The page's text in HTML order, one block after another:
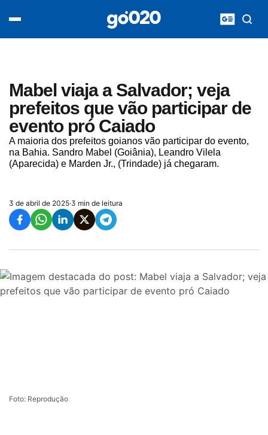
Mabel viaja a Salvador; veja
prefeitos que vão participar de
evento pró Caiado
A maioria dos prefeitos goianos vão participar do evento,
na Bahia. Sandro Mabel (Goiânia), Leandro Vilela
(Aparecida) e Marden Jr., (Trindade) já chegaram.
3 de abril de 2025·3 min de leitura
Foto: Reprodução
acontece agora
entretenimento
vídeos
pod020